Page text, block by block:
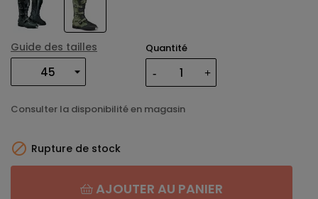
Guide des tailles Quantité
Consulter la disponibilité en magasin
 Rupture de stock
AJOUTER AU PANIER